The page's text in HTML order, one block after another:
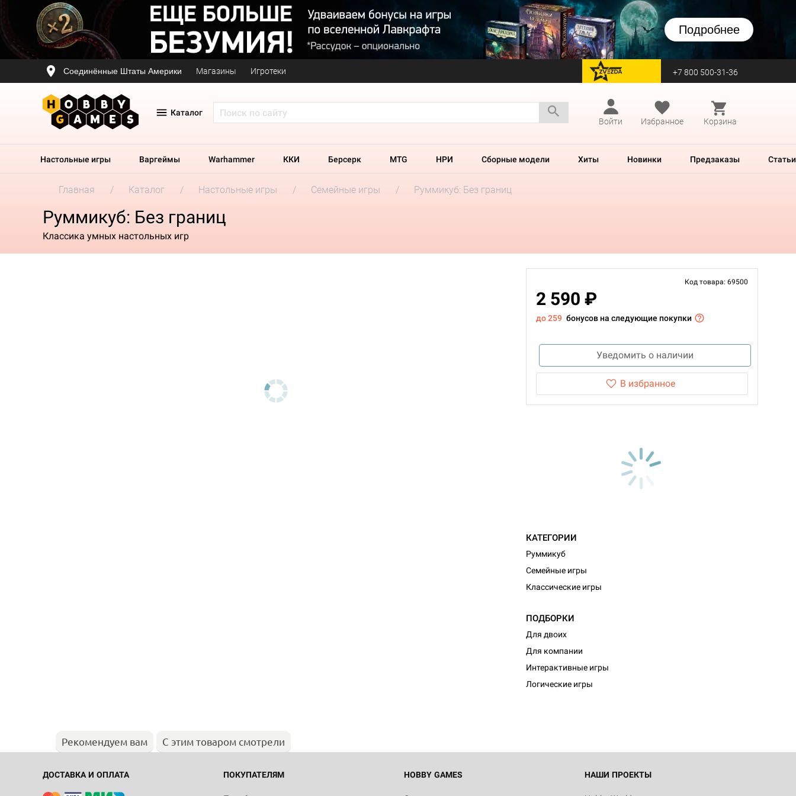
Подробнее
Соединённые Штаты Америки Магазины Игротеки перейти на Zvezda +7 800 500-31-36
Каталог
Войти
Избранное Корзина
Настольные игры Варгеймы Warhammer ККИ Берсерк MTG НРИ Сборные модели Хиты Новинки Предзаказы Статьи
Главная Каталог Настольные игры Семейные игры Руммикуб: Без границ
Руммикуб: Без границ
Классика умных настольных игр
Код товара: 69500
2 590 ₽
до 259 бонусов на следующие покупки
Уведомить о наличии
В избранное
КАТЕГОРИИ
Руммикуб
Семейные игры
Классические игры
ПОДБОРКИ
Для двоих
Для компании
Интерактивные игры
Логические игры
Рекомендуем вам С этим товаром смотрели
ДОСТАВКА И ОПЛАТА ПОКУПАТЕЛЯМ HOBBY GAMES НАШИ ПРОЕКТЫ